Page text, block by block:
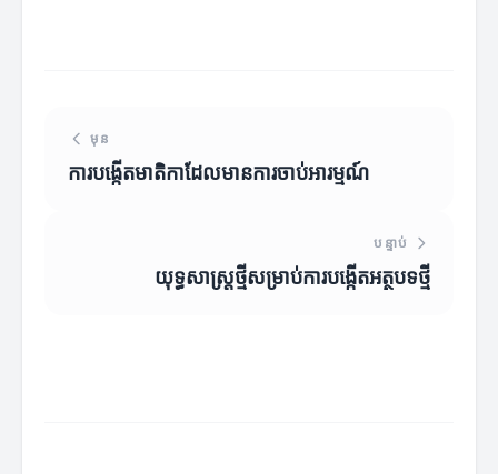
មុន
ការបង្កើតមាតិកាដែលមានការចាប់អារម្មណ៍
បន្ទាប់
យុទ្ធសាស្រ្តថ្មីសម្រាប់ការបង្កើតអត្ថបទថ្មី